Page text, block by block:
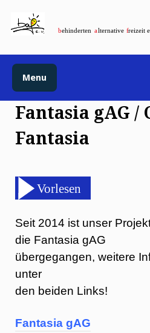
Menu
Fantasia gAG /
Fantasia
Seit 2014 ist unser
die Fantasia gAG
übergegangen, weitere
unter
den beiden Links!
Fantasia gAG